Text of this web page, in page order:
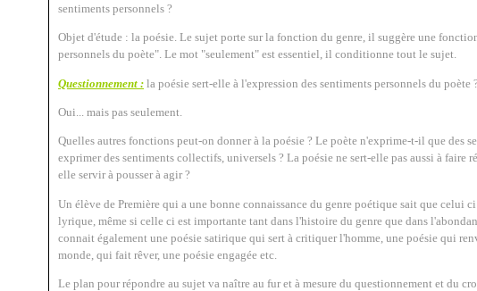
sentiments personnels ?
Objet d'étude : la poésie. Le sujet porte sur la fonction du genre, il suggère une
personnels du poète". Le mot "seulement" est essentiel, il conditionne tout le sujet.
Questionnement : la poésie sert-elle à l'expression des sentiments personnels du poète ?
Oui... mais pas seulement.
Quelles autres fonctions peut-on donner à la poésie ? Le poète n'exprime-t-il que des
exprimer des sentiments collectifs, universels ? La poésie ne sert-elle pas aussi à faire
elle servir à pousser à agir ?
Un élève de Première qui a une bonne connaissance du genre poétique sait que celui
lyrique, même si celle ci est importante tant dans l'histoire du genre que dans
connait également une poésie satirique qui sert à critiquer l'homme, une poésie qui
monde, qui fait rêver, une poésie engagée etc.
Le plan pour répondre au sujet va naître au fur et à mesure du questionnement et du